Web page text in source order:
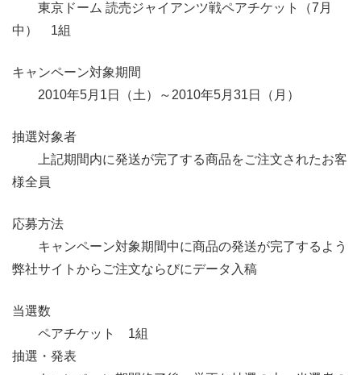
東京ドーム 読売ジャイアンツ戦ペアチケット（7月
中） 1組
キャンペーン対象期間
2010年5月1日（土）～2010年5月31日（月）
抽選対象者
上記期間内に発送が完了する商品をご注文されたお客
様全員
応募方法
キャンペーン対象期間中に商品の発送が完了するよう
弊社サイトからご注文ならびにデータ入稿
当選数
ペアチケット 1組
抽選・発表